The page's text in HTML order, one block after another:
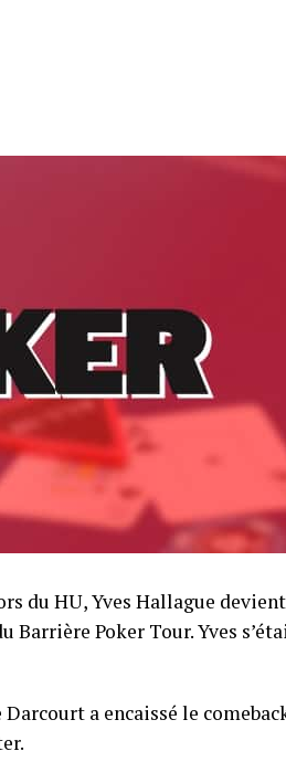
du HU, Yves Hallague
Barrière Poker Tour. Yves
a encaissé le